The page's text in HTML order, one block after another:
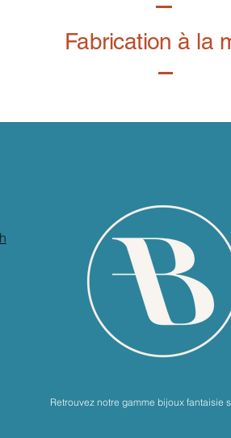
Fabrication à la
Retrouvez notre gamme bijoux fantaisie